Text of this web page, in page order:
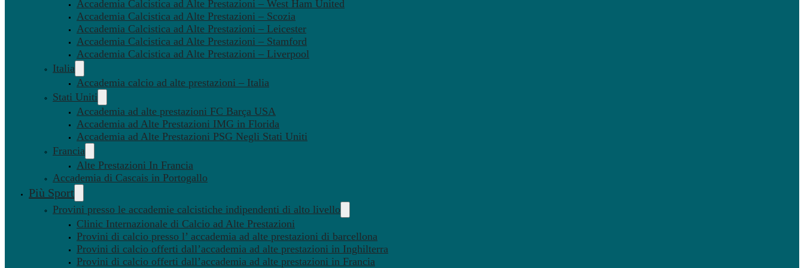
Accademia Calcistica ad Alte Prestazioni – West Ham United
Accademia Calcistica ad Alte Prestazioni – Scozia
Accademia Calcistica ad Alte Prestazioni – Leicester
Accademia Calcistica ad Alte Prestazioni – Stamford
Accademia Calcistica ad Alte Prestazioni – Liverpool
Italia
Accademia calcio ad alte prestazioni – Italia
Stati Uniti
Accademia ad alte prestazioni FC Barça USA
Accademia ad Alte Prestazioni IMG in Florida
Accademia ad Alte Prestazioni PSG Negli Stati Uniti
Francia
Alte Prestazioni In Francia
Accademia di Cascais in Portogallo
Più Sport
Provini presso le accademie calcistiche indipendenti di alto livello
Clinic Internazionale di Calcio ad Alte Prestazioni
Provini di calcio presso l’ accademia ad alte prestazioni di barcellona
Provini di calcio offerti dall’accademia ad alte prestazioni in Inghilterra
Provini di calcio offerti dall’accademia ad alte prestazioni in Francia